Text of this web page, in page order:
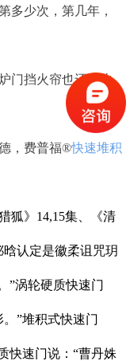
多少次，第几年，
门挡火帘也还是比
，费普福®快速堆积
狐》14,15集、《清
认定是徽柔诅咒玥
”涡轮硬质快速门
”堆积式快速门
快速门说：“曹丹姝